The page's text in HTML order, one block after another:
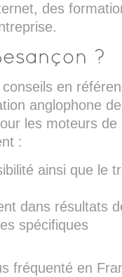
des
en
anglophone
les moteurs
:
ainsi que le
dans résultats
spécifiques
fréquenté en